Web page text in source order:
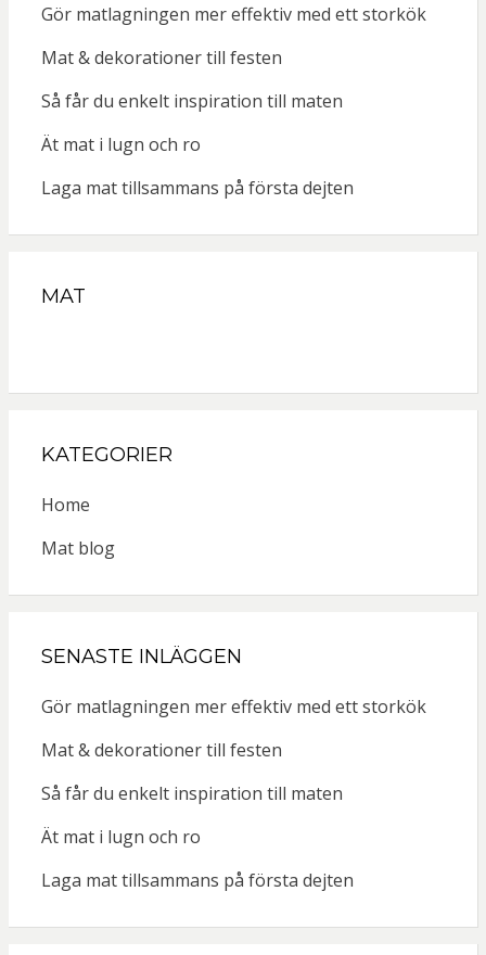
Gör matlagningen mer effektiv med ett storkök
Mat & dekorationer till festen
Så får du enkelt inspiration till maten
Ät mat i lugn och ro
Laga mat tillsammans på första dejten
MAT
KATEGORIER
Home
Mat blog
SENASTE INLÄGGEN
Gör matlagningen mer effektiv med ett storkök
Mat & dekorationer till festen
Så får du enkelt inspiration till maten
Ät mat i lugn och ro
Laga mat tillsammans på första dejten